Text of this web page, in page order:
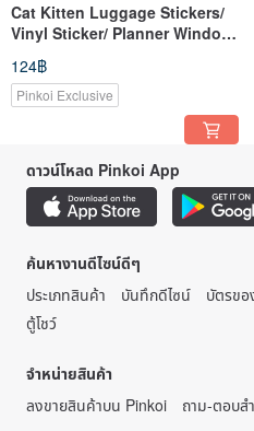
Cat Kitten Luggage Stickers/
Vinyl Sticker/ Planner Window
Laptop Cell Phones Bo
124฿
Pinkoi Exclusive
ดาวน์โหลด Pinkoi App
ค้นหางานดีไซน์ดีๆ
ประเภทสินค้า
บันทึกดีไซน์ บัตรข
ตู้โชว์
จำหน่ายสินค้า
ลงขายสินค้าบน Pinkoi
ถาม-ตอบส